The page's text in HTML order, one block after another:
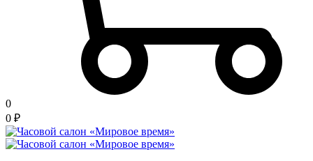
0
0 ₽